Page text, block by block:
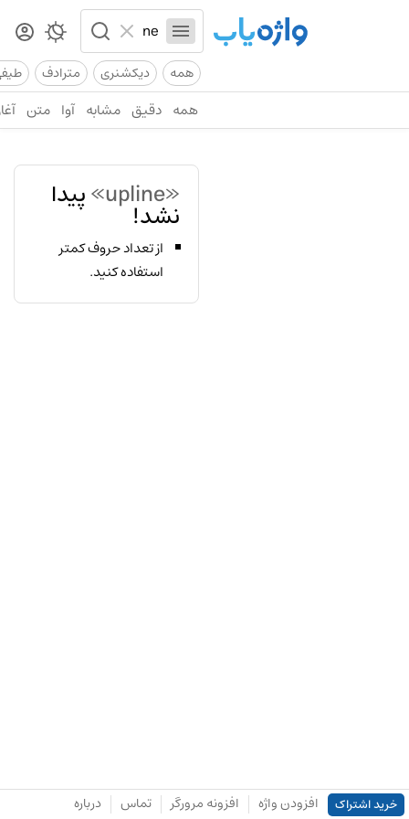
همه دیکشنری مترادف
همه دقیق مشابه آوا متن
«upline» پیدا
نشد!
از تعداد حروف کمتر
استفاده کنید.
خرید اشتراک افزودن واژه افزونه مرورگر تماس درباره